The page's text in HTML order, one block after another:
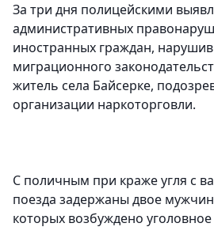
За три дня полицейскими
административных
иностранных граждан,
миграционного
житель села Байсерке,
организации наркоторговли.
С поличным при краже угля с
поезда задержаны двое
которых возбуждено